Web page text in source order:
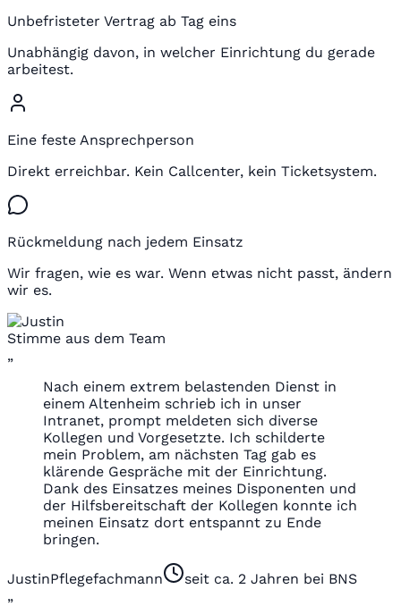
Unbefristeter Vertrag ab Tag eins
Unabhängig davon, in welcher Einrichtung du gerade
arbeitest.
Eine feste Ansprechperson
Direkt erreichbar. Kein Callcenter, kein Ticketsystem.
Rückmeldung nach jedem Einsatz
Wir fragen, wie es war. Wenn etwas nicht passt, ändern
wir es.
Stimme aus dem Team
„
Nach einem extrem belastenden Dienst in
einem Altenheim schrieb ich in unser
Intranet, prompt meldeten sich diverse
Kollegen und Vorgesetzte. Ich schilderte
mein Problem, am nächsten Tag gab es
klärende Gespräche mit der Einrichtung.
Dank des Einsatzes meines Disponenten und
der Hilfsbereitschaft der Kollegen konnte ich
meinen Einsatz dort entspannt zu Ende
bringen.
JustinPflegefachmann
seit ca. 2 Jahren bei BNS
„